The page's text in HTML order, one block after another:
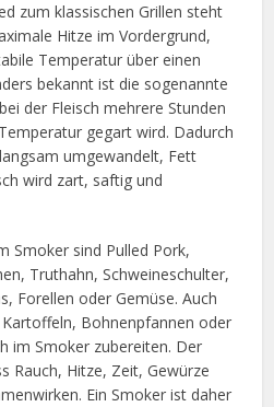
zum klassischen Grillen steht
Hitze im Vordergrund,
Temperatur über einen
bekannt ist die sogenannte
der Fleisch mehrere Stunden
gegart wird. Dadurch
umgewandelt, Fett
wird zart, saftig und
Smoker sind Pulled Pork,
Truthahn, Schweineschulter,
Forellen oder Gemüse. Auch
Bohnenpfannen oder
im Smoker zubereiten. Der
Rauch, Hitze, Zeit, Gewürze
Ein Smoker ist daher